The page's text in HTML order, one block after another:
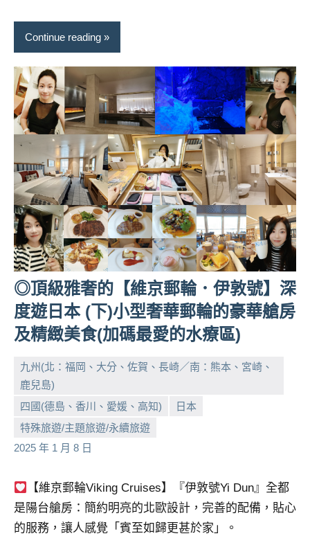
Continue reading
◎頂級雅奢的【維京郵輪．伊敦號】深
度遊⽇本 (下)小型奢華郵輪的豪華艙房
及精緻美食(加碼最愛的水療區)
九州(北：福岡、大分、佐賀、長崎／南：熊本、宮崎、
鹿兒島)
四國(德島、香川、愛媛、高知)
日本
特殊旅遊/主題旅遊/永續旅遊
2025 年 1 月 8 日
芳
comments
【維京郵輪Viking Cruises】『伊敦號Yi Dun』全都
是陽台艙房：簡約明亮的北歐設計，完善的配備，貼心
的服務，讓人感覺「賓至如歸更甚於家」。